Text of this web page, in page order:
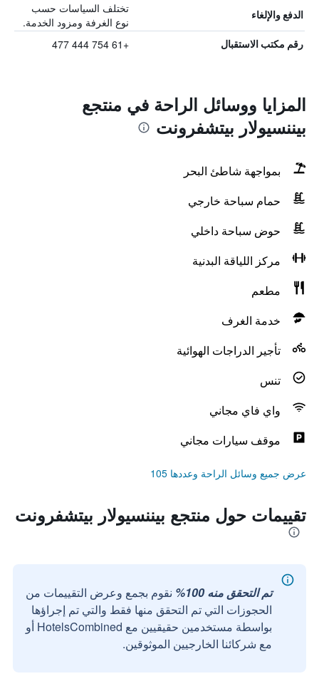
الدفع والإلغاء
تختلف السياسات حسب
نوع الغرفة ومزود الخدمة.
رقم مكتب الاستقبال +61 754 444 477
المزايا ووسائل الراحة في منتجع
بيننسيولار بيتشفرونت
بمواجهة شاطئ البحر
حمام سباحة خارجي
حوض سباحة داخلي
مركز اللياقة البدنية
مطعم
خدمة الغرف
تأجير الدراجات الهوائية
تنس
واي فاي مجاني
موقف سيارات مجاني
عرض جميع وسائل الراحة وعددها 105
تقييمات حول منتجع بيننسيولار بيتشفرونت
تم التحقق منه 100%
نقوم بجمع وعرض التقييمات من
الحجوزات التي تم التحقق منها فقط والتي تم إجراؤها
بواسطة مستخدمين حقيقيين مع HotelsCombined أو
مع شركائنا الخارجيين الموثوقين.